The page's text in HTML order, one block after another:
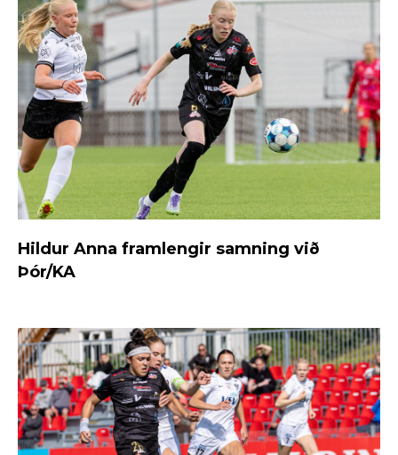
Hildur Anna framlengir samning við
Þór/KA